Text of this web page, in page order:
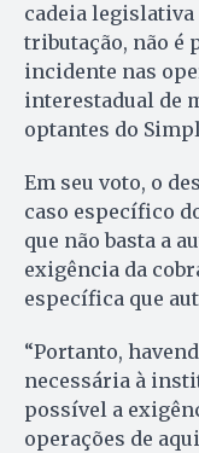
cadeia
tributação, não é
incidente nas
interestadual de
optantes do
Em seu voto, o
caso específico
que não basta a
exigência da
específica que
“Portanto,
necessária à
possível a
operações de